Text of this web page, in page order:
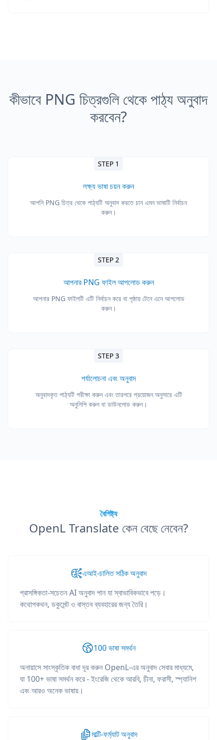
কীভাবে PNG চিত্রগুলি থেকে পাঠ্য অনুবাদ
করবেন?
STEP 1
লক্ষ্য ভাষা চয়ন করুন
আপনি PNG চিত্র থেকে পাঠ্যটি অনুবাদ করতে চান এমন ভাষাটি নির্বাচন
করুন।
STEP 2
আপনার PNG ফাইল আপলোড করুন
আপনার PNG ফাইলটি এটি নির্বাচন করে বা পৃষ্ঠায় টেনে এনে আপলোড
করুন।
STEP 3
পর্যালোচনা এবং অনুবাদ
অনুবাদকৃত পাঠ্যটি পরীক্ষা করুন এবং তারপরে প্রয়োজন অনুসারে এটি
অনুলিপি করুন বা ডাউনলোড করুন।
বৈশিষ্ট্য
OpenL Translate কেন বেছে নেবেন?
এআই-চালিত সঠিক অনুবাদ
প্রাসঙ্গিকতা-সচেতন AI অনুবাদ পান যা স্বাভাবিকভাবে পড়ে।
কথোপকথন, ডকুমেন্ট ও বাস্তব ব্যবহারের জন্য তৈরি।
100 ভাষা সমর্থন
অনায়াসে সাংস্কৃতিক বাধা দূর করুন OpenL-এর অনুবাদ সেবার মাধ্যমে,
যা 100+ ভাষা সমর্থন করে - ইংরেজি থেকে আরবি, চীনা, ফরাসী, স্প্যানিশ
এবং আরও অনেক ভাষায়।
মাল্টি-ফর্ম্যাট অনুবাদ